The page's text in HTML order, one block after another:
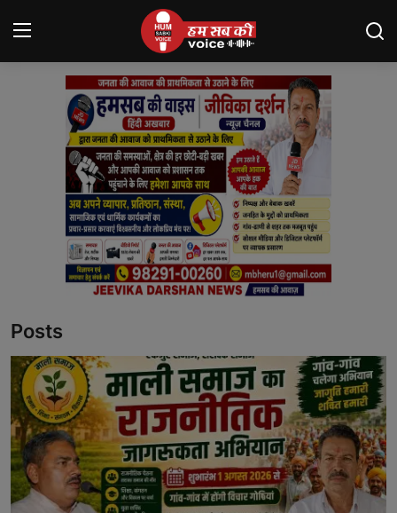
Login Register
About us
शाहपुरा
मनोरंजन
अनूपगढ़
सरवाड़
राजस्थान
Posts